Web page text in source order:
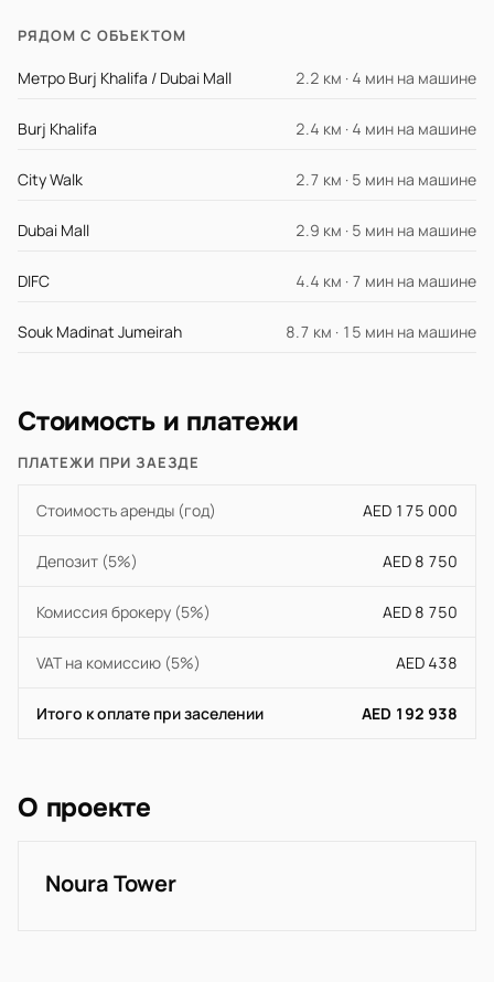
РЯДОМ С ОБЪЕКТОМ
Метро Burj Khalifa / Dubai Mall 2.2 км · 4 мин на машине
Burj Khalifa 2.4 км · 4 мин на машине
City Walk 2.7 км · 5 мин на машине
Dubai Mall 2.9 км · 5 мин на машине
DIFC 4.4 км · 7 мин на машине
Souk Madinat Jumeirah 8.7 км · 15 мин на машине
Стоимость и платежи
ПЛАТЕЖИ ПРИ ЗАЕЗДЕ
Стоимость аренды (год) AED 175 000
Депозит (5%) AED 8 750
Комиссия брокеру (5%) AED 8 750
VAT на комиссию (5%) AED 438
Итого к оплате при заселении AED 192 938
О проекте
Noura Tower